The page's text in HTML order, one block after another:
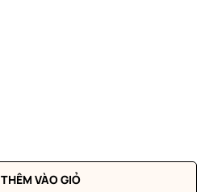
THÊM VÀO GIỎ